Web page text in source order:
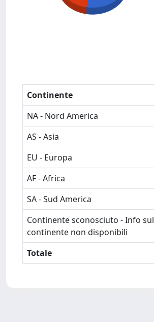
Continente
NA - Nord America
AS - Asia
EU - Europa
AF - Africa
SA - Sud America
Continente sconosciuto - Info sul
continente non disponibili
Totale